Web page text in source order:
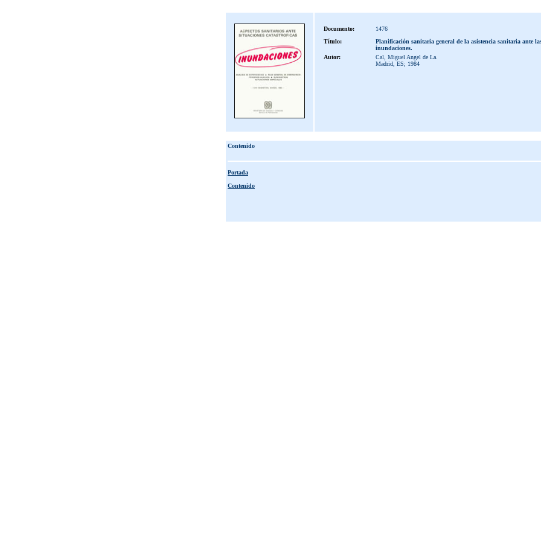
Documento:
1476
Título:
Planificación sanitaria general de la asistencia sanitaria ante
inundaciones.
Autor:
Cal, Miguel Angel de La.
Madrid, ES; 1984
Contenido
Portada
Contenido